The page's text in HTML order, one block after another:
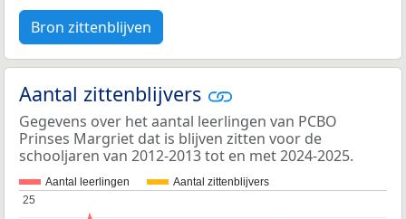
Bron zittenblijven
Aantal zittenblijvers
Gegevens over het aantal leerlingen van PCBO
Prinses Margriet dat is blijven zitten voor de
schooljaren van 2012-2013 tot en met 2024-2025.
Aantal leerlingen Aantal zittenblijvers
25
25